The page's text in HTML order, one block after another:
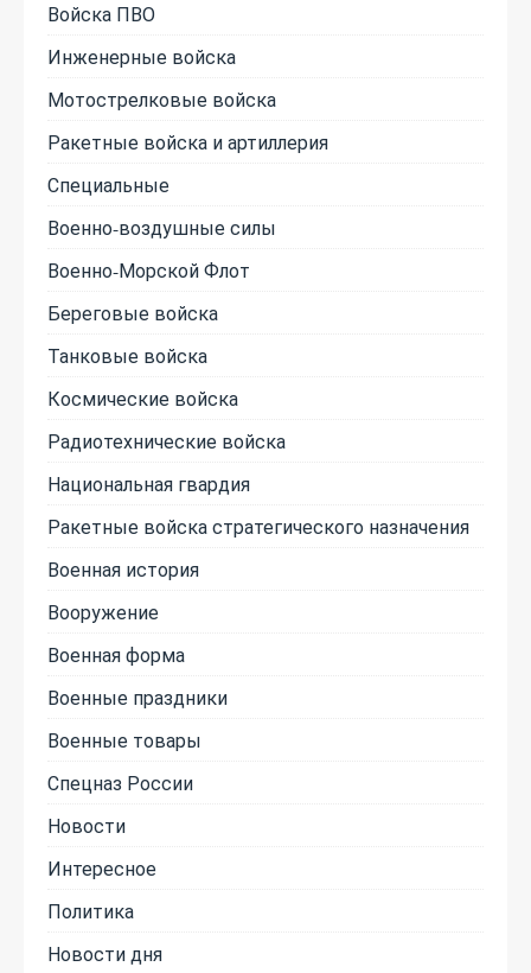
Войска ПВО
Инженерные войска
Мотострелковые войска
Ракетные войска и артиллерия
Специальные
Военно-воздушные силы
Военно-Морской Флот
Береговые войска
Танковые войска
Космические войска
Радиотехнические войска
Национальная гвардия
Ракетные войска стратегического назначения
Военная история
Вооружение
Военная форма
Военные праздники
Военные товары
Спецназ России
Новости
Интересное
Политика
Новости дня